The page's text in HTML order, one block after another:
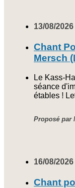
13/08/
Chant
Mersch
Le Kass-
séance
étables !
Proposé par
16/08/2026
Chant